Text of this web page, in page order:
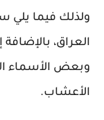
ولذلك فيما
العراق،
وبعض الأسماء
الأعشاب.